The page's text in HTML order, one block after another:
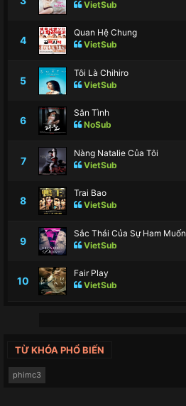
VietSub
4
Quan Hệ Chung
VietSub
5
Tôi Là Chihiro
VietSub
6
Săn Tình
NoSub
7
Nàng Natalie Của Tôi
VietSub
8
Trai Bao
VietSub
9
Sắc Thái Của Sự Ham Muốn
VietSub
10
Fair Play
VietSub
TỪ KHÓA PHỔ BIẾN
phimc3